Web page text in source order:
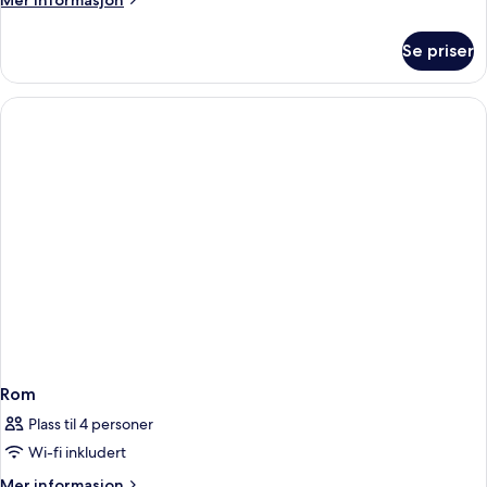
King
Se priser
Rom
Plass til 4 personer
Wi-fi inkludert